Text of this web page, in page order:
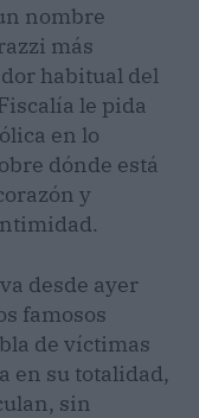
nombre
más
habitual del
le pida
en lo
dónde está
y
desde ayer
famosos
de víctimas
en su totalidad,
sin